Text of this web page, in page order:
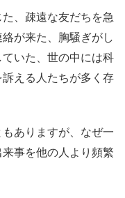
、疎遠な友だちを急
が来た、胸騒ぎがし
いた、世の中には科
える人たちが多く存
ありますが、なぜ一
事を他の人より頻繁